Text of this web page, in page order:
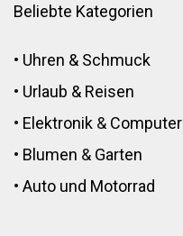
Beliebte Kategorien
• Uhren & Schmuck
• Urlaub & Reisen
• Elektronik & Computer
• Blumen & Garten
• Auto und Motorrad